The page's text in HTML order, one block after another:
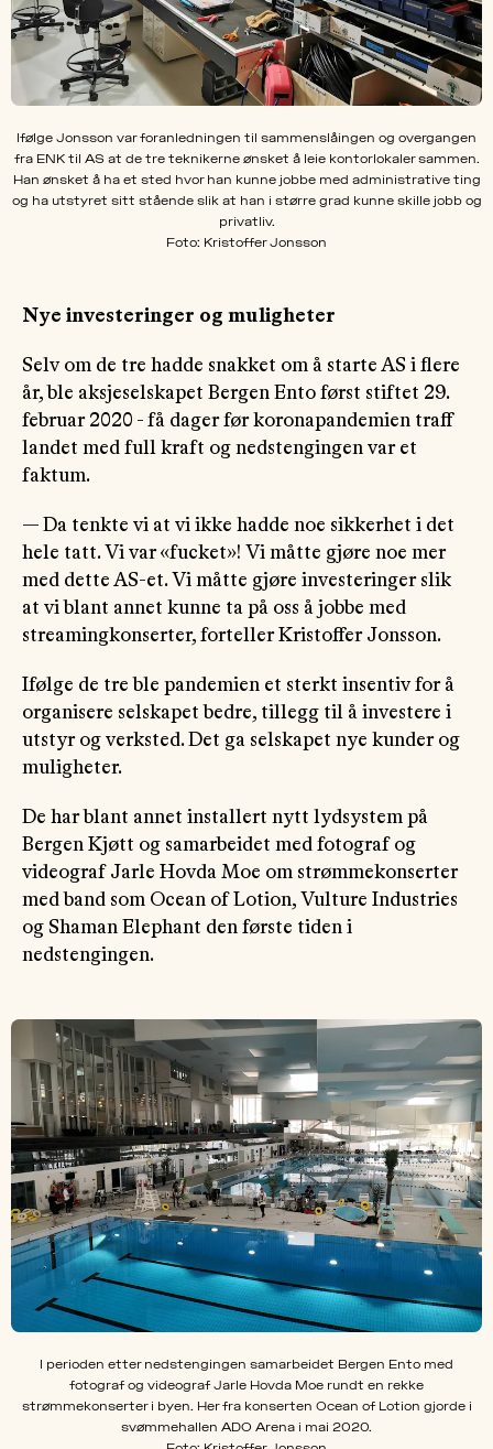
Ifølge Jonsson var foranledningen til sammenslåingen og overgangen
fra ENK til AS at de tre teknikerne ønsket å leie kontorlokaler sammen.
Han ønsket å ha et sted hvor han kunne jobbe med administrative ting
og ha utstyret sitt stående slik at han i større grad kunne skille jobb og
privatliv.
Foto: Kristoffer Jonsson
Nye investeringer og muligheter
Selv om de tre hadde snakket om å starte AS i flere
år, ble aksjeselskapet Bergen Ento først stiftet 29.
februar 2020 - få dager før koronapandemien traff
landet med full kraft og nedstengingen var et
faktum.
— Da tenkte vi at vi ikke hadde noe sikkerhet i det
hele tatt. Vi var «fucket»! Vi måtte gjøre noe mer
med dette AS-et. Vi måtte gjøre investeringer slik
at vi blant annet kunne ta på oss å jobbe med
streamingkonserter, forteller Kristoffer Jonsson.
Ifølge de tre ble pandemien et sterkt insentiv for å
organisere selskapet bedre, tillegg til å investere i
utstyr og verksted. Det ga selskapet nye kunder og
muligheter.
De har blant annet installert nytt lydsystem på
Bergen Kjøtt og samarbeidet med fotograf og
videograf Jarle Hovda Moe om strømmekonserter
med band som Ocean of Lotion, Vulture Industries
og Shaman Elephant den første tiden i
nedstengingen.
I perioden etter nedstengingen samarbeidet Bergen Ento med
fotograf og videograf Jarle Hovda Moe rundt en rekke
strømmekonserter i byen. Her fra konserten Ocean of Lotion gjorde i
svømmehallen ADO Arena i mai 2020.